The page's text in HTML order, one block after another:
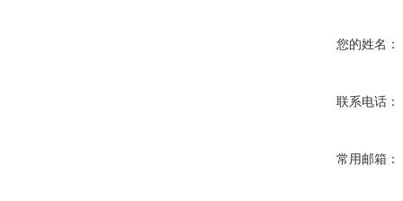
您的姓名：
联系电话：
常用邮箱：